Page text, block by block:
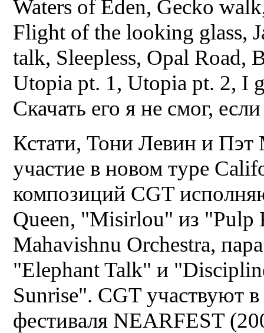
Waters of Eden, Gecko
Flight of the looking glass,
talk, Sleepless, Opal Road,
Utopia pt. 1, Utopia pt. 2, I
Скачать его я не смог,
Кстати, Тони Левин и
участие в новом туре
композиций CGT
Queen, "Misirlou" из
Mahavishnu Orchestra,
"Elephant Talk" и
Sunrise". CGT участвуют
фестиваля NEARFEST